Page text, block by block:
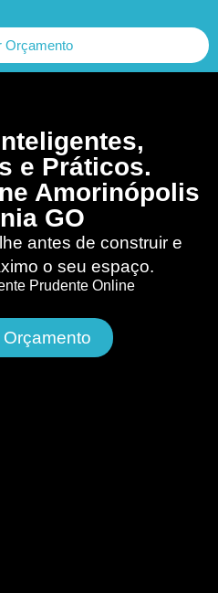
Orçamento
e Práticos.
Amorinópolis
GO
antes de construir e
o seu espaço.
Prudente Online